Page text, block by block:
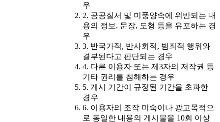
우
2. 공공질서 및 미풍양속에 위반되는 내
용의 정보, 문장, 도형 등을 유포하는 경
우
3. 반국가적, 반사회적, 범죄적 행위와
결부된다고 판단되는 경우
4. 다른 이용자 또는 제3자의 저작권 등
기타 권리를 침해하는 경우
5. 게시 기간이 규정된 기간을 초과한
경우
6. 이용자의 조작 미숙이나 광고목적으
로 동일한 내용의 게시물을 10회 이상